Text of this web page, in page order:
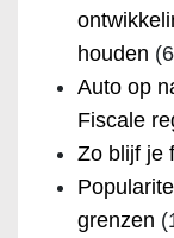
houden
Auto op
Fiscale
Zo blijf je
grenzen